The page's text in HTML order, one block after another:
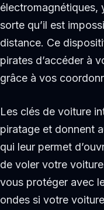
électromagnétiques,
sorte qu’il est
distance. Ce
pirates d’accéder à
grâce à vos
Les clés de voiture
piratage et donnent
qui leur permet
de voler votre
vous protéger avec
ondes si votre